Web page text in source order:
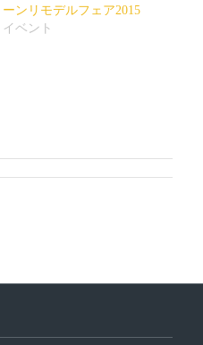
ーンリモデルフェア2015
イベント